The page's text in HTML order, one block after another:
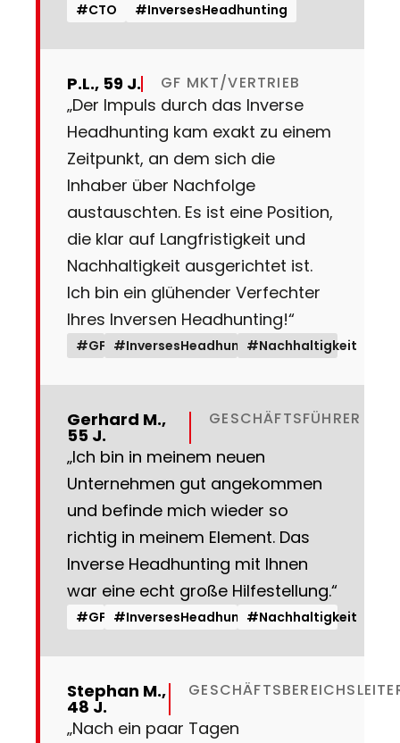
#CTO #InversesHeadhunting
P.L., 59 J. GF MKT/VERTRIEB
„Der Impuls durch das Inverse
Headhunting kam exakt zu einem
Zeitpunkt, an dem sich die
Inhaber über Nachfolge
austauschten. Es ist eine Position,
die klar auf Langfristigkeit und
Nachhaltigkeit ausgerichtet ist.
Ich bin ein glühender Verfechter
Ihres Inversen Headhunting!“
#GF #InversesHeadhunting#Nachhaltigkeit
Gerhard M.,
55 J.
GESCHÄFTSFÜHRER
„Ich bin in meinem neuen
Unternehmen gut angekommen
und befinde mich wieder so
richtig in meinem Element. Das
Inverse Headhunting mit Ihnen
war eine echt große Hilfestellung.“
#GF #InversesHeadhunting#Nachhaltigkeit
Stephan M.,
48 J.
„Nach ein paar Tagen